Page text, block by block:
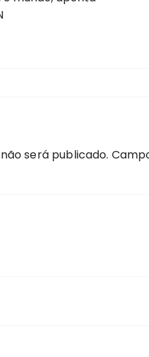
será publicado.